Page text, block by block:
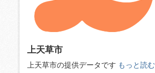
上天草市
上天草市の提供データです もっと読む